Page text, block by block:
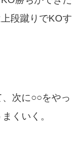
段蹴りでKOす
次に○○をやっ
くいく。